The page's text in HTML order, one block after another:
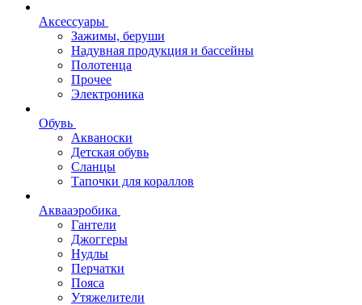
Аксессуары
Зажимы, беруши
Надувная продукция и бассейны
Полотенца
Прочее
Электроника
Обувь
Акваноски
Детская обувь
Сланцы
Тапочки для кораллов
Аквааэробика
Гантели
Джоггеры
Нудлы
Перчатки
Пояса
Утяжелители